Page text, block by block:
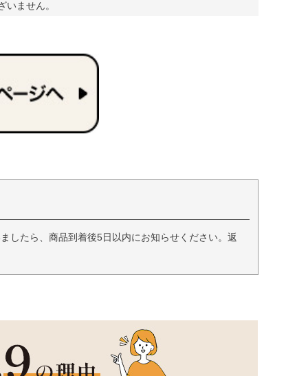
ません。
したら、商品到着後5日以内にお知らせください。返